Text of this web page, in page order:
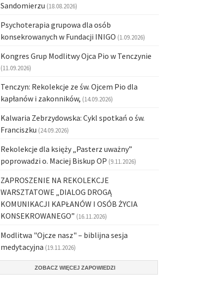
Sandomierzu (18.08.2026)
Psychoterapia grupowa dla osób
konsekrowanych w Fundacji INIGO (1.09.2026)
Kongres Grup Modlitwy Ojca Pio w Tenczynie
(11.09.2026)
Tenczyn: Rekolekcje ze św. Ojcem Pio dla
kapłanów i zakonników, (14.09.2026)
Kalwaria Zebrzydowska: Cykl spotkań o św.
Franciszku (24.09.2026)
Rekolekcje dla księży „Pasterz uważny”
poprowadzi o. Maciej Biskup OP (9.11.2026)
ZAPROSZENIE NA REKOLEKCJE
WARSZTATOWE „DIALOG DROGĄ
KOMUNIKACJI KAPŁANÓW I OSÓB ŻYCIA
KONSEKROWANEGO” (16.11.2026)
Modlitwa "Ojcze nasz" – biblijna sesja
medytacyjna (19.11.2026)
ZOBACZ WIĘCEJ ZAPOWIEDZI